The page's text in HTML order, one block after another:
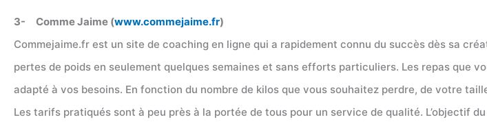
3- Comme Jaime (www.commejaime.fr)
Commejaime.fr est un site de coaching en ligne qui a rapidement connu du succès dès sa
pertes de poids en seulement quelques semaines et sans efforts particuliers. Les repas que
adapté à vos besoins. En fonction du nombre de kilos que vous souhaitez perdre, de votre
Les tarifs pratiqués sont à peu près à la portée de tous pour un service de qualité. L’objectif